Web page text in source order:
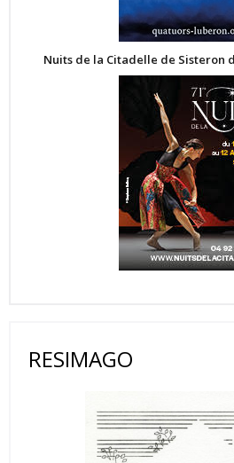
Nuits de la Citadelle de Sisteron
RESIMAGO